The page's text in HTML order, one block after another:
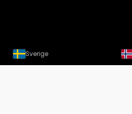
Sverige